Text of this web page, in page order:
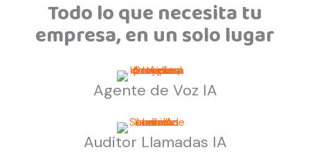
Todo lo que necesita tu
empresa, en un solo lugar
Agente de Voz IA
Auditor Llamadas IA